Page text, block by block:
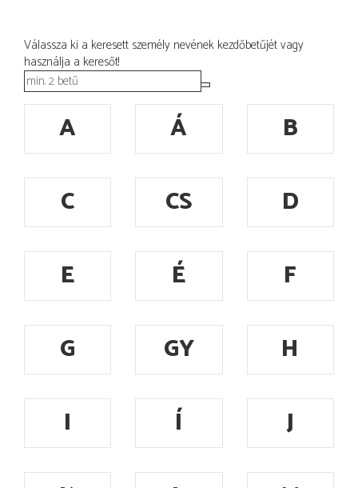
Válassza ki a keresett személy nevének kezdőbetűjét vagy
használja a keresőt!
A Á
B
C
CS
D
E
É
F
G
GY
H
I
Í
J